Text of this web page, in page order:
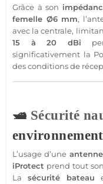
Grâce à son
femelle Ø6 mm,
avec lacentrale,
15 à 20 dBi
significativement la
des conditions de
🛥️ Sécurité
L’usage d’une antenne
iProtect prend tout
La sécurité bateau